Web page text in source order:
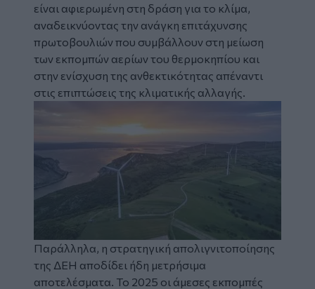
είναι αφιερωμένη στη δράση για το κλίμα,
αναδεικνύοντας την ανάγκη επιτάχυνσης
πρωτοβουλιών που συμβάλλουν στη μείωση
των εκπομπών αερίων του θερμοκηπίου και
στην ενίσχυση της ανθεκτικότητας απέναντι
στις επιπτώσεις της κλιματικής αλλαγής.
Παράλληλα, η στρατηγική απολιγνιτοποίησης
της ΔΕΗ αποδίδει ήδη μετρήσιμα
αποτελέσματα. Το 2025 οι άμεσες εκπομπές